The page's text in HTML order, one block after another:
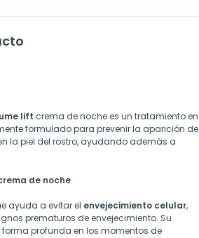
lift crema de noche es un tratamiento en
formulado para prevenir la aparición de
la piel del rostro, ayudando además a
de noche
ayuda a evitar el envejecimiento celular,
prematuros de envejecimiento. Su
profunda en los momentos de